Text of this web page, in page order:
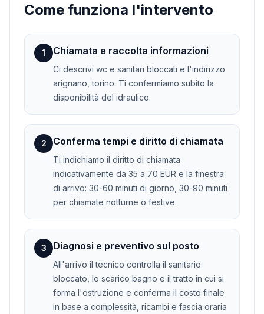
Come funziona l'intervento
1 Chiamata e raccolta informazioni
Ci descrivi wc e sanitari bloccati e l'indirizzo
arignano, torino. Ti confermiamo subito la
disponibilità del idraulico.
2 Conferma tempi e diritto di chiamata
Ti indichiamo il diritto di chiamata
indicativamente da 35 a 70 EUR e la finestra
di arrivo: 30-60 minuti di giorno, 30-90 minuti
per chiamate notturne o festive.
3 Diagnosi e preventivo sul posto
All'arrivo il tecnico controlla il sanitario
bloccato, lo scarico bagno e il tratto in cui si
forma l'ostruzione e conferma il costo finale
in base a complessità, ricambi e fascia oraria